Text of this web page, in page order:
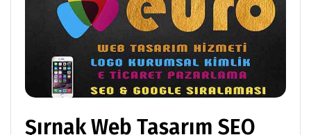
Şırnak Web Tasarım SEO